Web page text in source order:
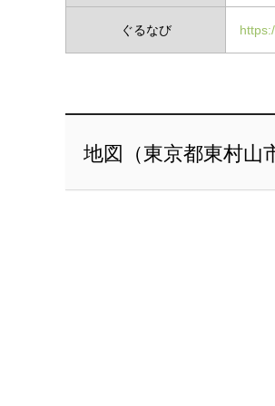
ぐるなび
地図（東京都東村山